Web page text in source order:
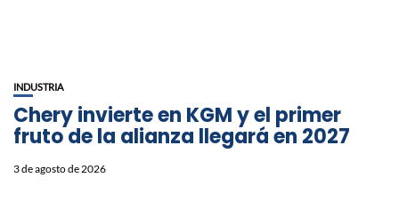
INDUSTRIA
Chery invierte en KGM y el primer
fruto de la alianza llegará en 2027
3 de agosto de 2026